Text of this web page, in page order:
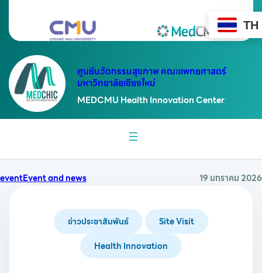
เนื้อหา
ศูนย์นวัตกรรมสุขภาพ คณะแพทยศาสตร์
มหาวิทยาลัยเชียงใหม่
MEDCMU Health Innovation Center
eventEvent and news 19 มกราคม 2026
ข่าวประชาสัมพันธ์
Site Visit
Health Innovation
TH